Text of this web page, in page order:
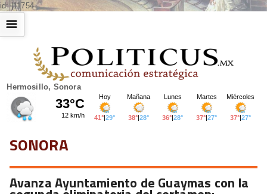
id: |11754
Hermosillo, Sonora
☰
SONORA
Avanza Ayuntamiento de Guaymas con la